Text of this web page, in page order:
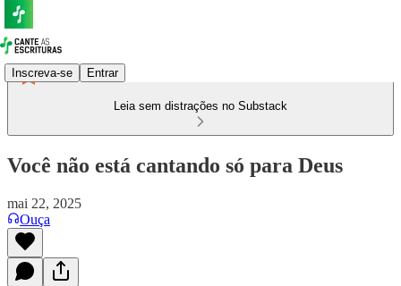
Inscreva-se Entrar
Leia sem distrações no Substack
Você não está cantando só para Deus
mai 22, 2025
Ouça